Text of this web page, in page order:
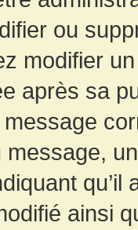
ou
modifier
après sa
message,
ainsi